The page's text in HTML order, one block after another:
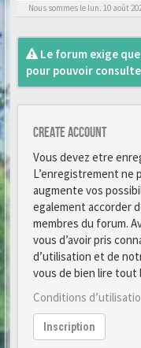
Nous sommes le lun. 10 août
Le forum exige
pour pouvoir
Create account
Vous devez etre
L’enregistrement ne
augmente vos
egalement accorder
membres du forum.
vous d’avoir pris
d’utilisation et de
vous de bien lire tout
Conditions
Inscription